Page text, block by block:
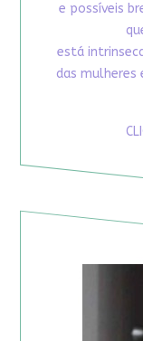
e possíveis
está
das mulheres